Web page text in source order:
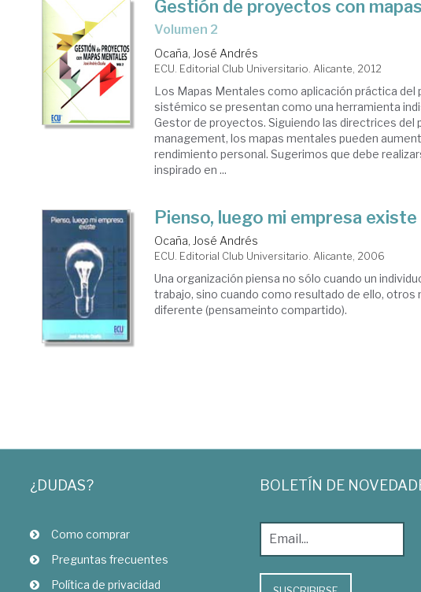
Gestión de proyectos con
volumen 2
Ocaña, José Andrés
ECU. Editorial Club Universitario. Alicante, 2012
Los Mapas Mentales como aplicación práctica del
sistémico se presentan como una herramienta
Gestor de proyectos. Siguiendo las directrices del
management, los mapas mentales pueden
rendimiento personal. Sugerimos que debe
inspirado en ...
Pienso, luego mi empresa existe
Ocaña, José Andrés
ECU. Editorial Club Universitario. Alicante, 2006
Una organización piensa no sólo cuando un
trabajo, sino cuando como resultado de ello, otros
diferente (pensameinto compartido).
¿DUDAS?
Como comprar
Preguntas frecuentes
Política de privacidad
BOLETÍN DE